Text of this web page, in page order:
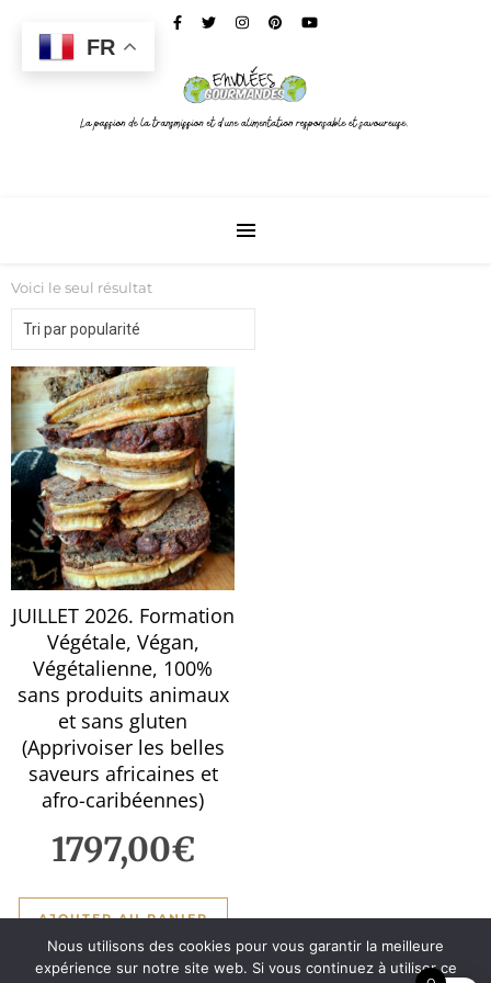
Voici le seul résultat
JUILLET 2026. Formation
Végétale, Végan,
Végétalienne, 100%
sans produits animaux
et sans gluten
(Apprivoiser les belles
saveurs africaines et
afro-caribéennes)
1797,00€
AJOUTER AU PANIER
FR
Nous utilisons des cookies pour vous garantir la meilleure
expérience sur notre site web. Si vous continuez à utiliser ce